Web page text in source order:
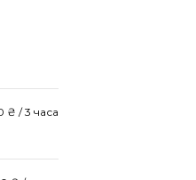
₴ / 3 часа